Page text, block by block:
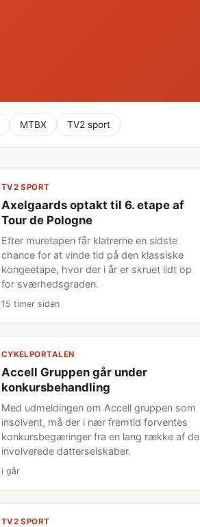
MTBX TV2 sport
TV2 SPORT
Axelgaards optakt til 6. etape af
Tour de Pologne
Efter muretapen får klatrerne en sidste
chance for at vinde tid på den klassiske
kongeetape, hvor der i år er skruet lidt op
for sværhedsgraden.
15 timer siden
CYKELPORTALEN
Accell Gruppen går under
konkursbehandling
Med udmeldingen om Accell gruppen som
insolvent, må der i nær fremtid forventes
konkursbegæringer fra en lang række af de
involverede datterselskaber.
i går
TV2 SPORT